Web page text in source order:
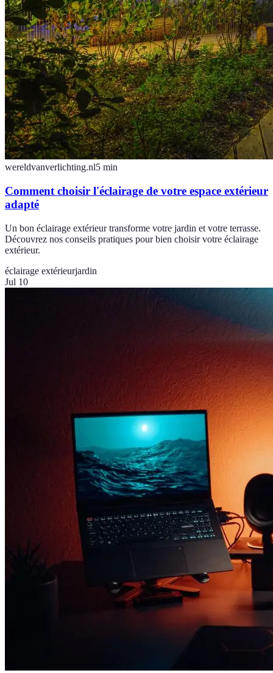
wereldvanverlichting.nl5 min
Comment choisir l'éclairage de votre espace extérieur
adapté
Un bon éclairage extérieur transforme votre jardin et votre terrasse.
Découvrez nos conseils pratiques pour bien choisir votre éclairage
extérieur.
éclairage extérieurjardin
Jul 10